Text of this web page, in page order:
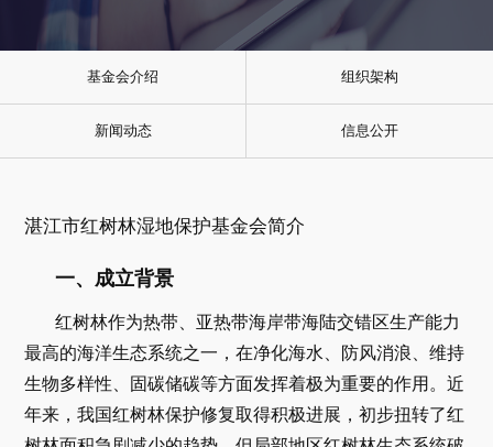
基金会介绍 组织架构
新闻动态 信息公开
湛江市红树林湿地保护基金会简介
一、成立背景
红树林作为热带、亚热带海岸带海陆交错区生产能力
最高的海洋生态系统之一，在净化海水、防风消浪、维持
生物多样性、固碳储碳等方面发挥着极为重要的作用。近
年来，我国红树林保护修复取得积极进展，初步扭转了红